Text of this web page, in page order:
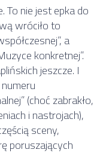
nie jest epka do
wróciło to
a
konkretnej”.
jeszcze. I
(choć zabrakło,
i nastrojach),
sceny,
poruszających